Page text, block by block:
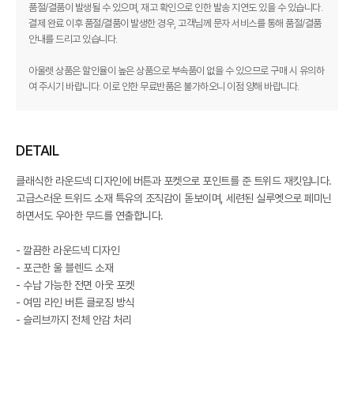
품절/결품이 발생될 수 있으며, 재고 확인으로 인한 발송 지연도 있을 수 있습니다.
결제 완료 이후 품절/결품이 발생한 경우, 고객님께 문자 서비스를 통해 품절/결품
안내를 드리고 있습니다.
아울렛 상품은 할인율이 높은 상품으로 부속품이 없을 수 있으므로 구매 시 유의하
여 주시기 바랍니다. 이로 인한 무료반품은 불가하오니 이점 양해 바랍니다.
DETAIL
클래식한 라운드넥 디자인에 버튼과 포켓으로 포인트를 준 트위드 재킷입니다.
고급스러운 트위드 소재 특유의 조직감이 돋보이며, 세련된 실루엣으로 페미닌
하면서도 우아한 무드를 연출합니다.
- 깔끔한 라운드넥 디자인
- 포근한 울 블렌드 소재
- 수납 가능한 전면 아웃 포켓
- 여밈 라인 버튼 클로징 방식
- 슬리브까지 전체 안감 처리